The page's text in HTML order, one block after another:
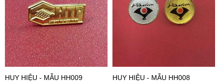
HUY HIỆU - MẪU HH009 HUY HIỆU - MẪU HH008